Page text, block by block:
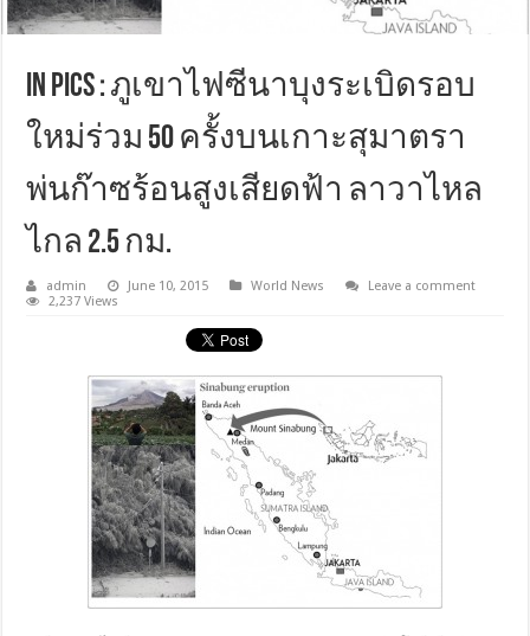
In Pics : ภูเขาไฟซีนาบุงระเบิดรอบ
ใหม่ร่วม 50 ครั้งบนเกาะสุมาตรา
พ่นก๊าซร้อนสูงเสียดฟ้า ลาวาไหล
ไกล 2.5 กม.
admin June 10, 2015 World News
Leave a comment
2,237 Views